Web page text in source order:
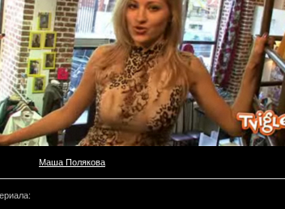
Маша Полякова
: